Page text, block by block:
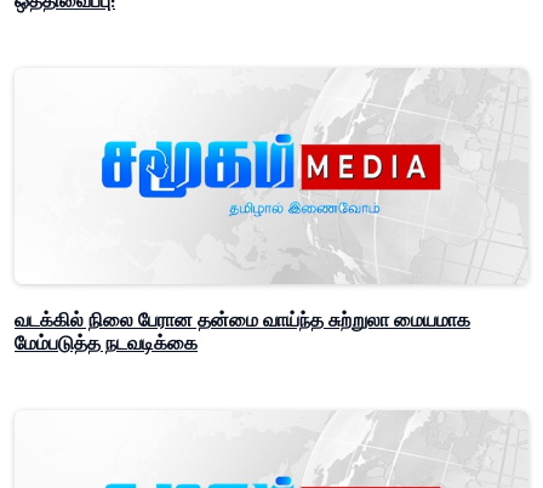
வடக்கில் நிலை பேரான தன்மை வாய்ந்த சுற்றுலா மையமாக
மேம்படுத்த நடவடிக்கை